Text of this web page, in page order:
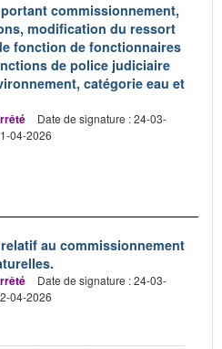
commissionnement,
modification du ressort
fonction de fonctionnaires
de police judiciaire
catégorie eau et
Date de signature : 24-03-
04-2026
au commissionnement
Date de signature : 24-03-
04-2026